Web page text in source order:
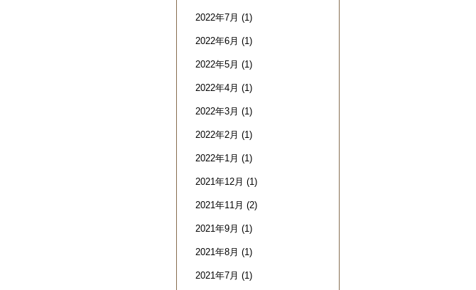
2022年7月 (1)
2022年6月 (1)
2022年5月 (1)
2022年4月 (1)
2022年3月 (1)
2022年2月 (1)
2022年1月 (1)
2021年12月 (1)
2021年11月 (2)
2021年9月 (1)
2021年8月 (1)
2021年7月 (1)